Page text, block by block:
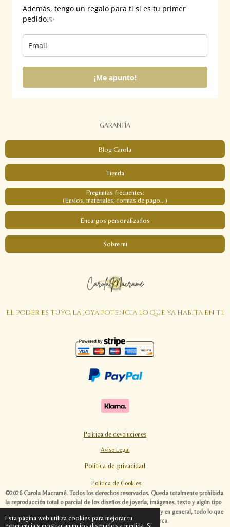
Esta página web utiliza cookies para mejorar tu
Además, tengo un regalo para ti si es tu primer
pedido.✨
¡Me apunto!
GARANTÍA
Blog Carola
Tienda
Preguntas frecuentes:
(Envíos, materiales, formas de pago...)
Encargos personalizados
Sobre mi
El poder es tuyo, la joya potencia lo que ya habita en ti.
Política de devoluciones
Aviso Legal
Política de privacidad
Política de Cookies
©2026 Carola Macramé. Todos los derechos reservados. Queda totalmente prohibida
la reproducción total o parcial de los diseños de joyería, imágenes, texto y algún tipo
de contenido de esta página web. Las ideas, diseños, textos y en general, todo lo que
envuelve al universo Carola Macramé, es original de esta marca.